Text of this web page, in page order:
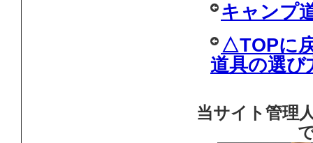
キャンプ
△TOPに
道具の選び
当サイト管理